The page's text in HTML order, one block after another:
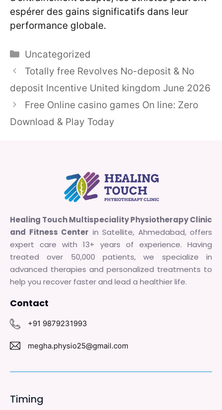
espérer des gains significatifs dans leur
performance globale.
Categories
Uncategorized
Totally free Revolves No-deposit & No
deposit Incentive United kingdom June 2026
Free Online casino games On line: Zero
Download & Play Today
Healing Touch Multispeciality Physiotherapy Clinic
and Fitness Center in Satellite, Ahmedabad, offers
expert care with 13+ years of experience. Having
treated over 50,000 patients, we specialize in
advanced therapies and personalized treatments to
help you recover faster and lead a healthier life.
Contact
+91 9879231993
megha.physio25@gmail.com
Timing